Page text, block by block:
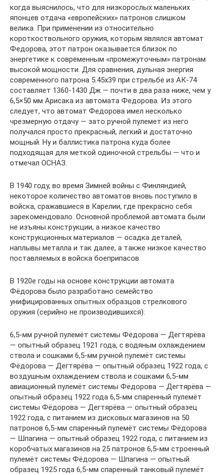
когда выяснилось, что для низкорослых маленьких
японцев отдача «европейских» патронов слишком
велика. При применении из относительно
короткоствольного оружия, которым являлся автомат
Федорова, этот патрон оказывается близок по
энергетике к современным «промежуточным» патронам
высокой мощности. Для сравнения, дульная энергия
современного патрона 5.45х39 при стрельбе из АК-74
составляет 1360-1430 Дж — почти в два раза ниже, чем у
6,5×50 мм Арисака из автомата Федорова. Из этого
следует, что автомат Федорова имел несколько
чрезмерную отдачу — зато ручной пулемет из него
получался просто прекрасный, легкий и достаточно
мощный. Ну и баллистика патрона куда более
подходящая для меткой одиночной стрельбы — что и
отмечал ОСНАЗ.
В 1940 году, во время Зимней войны с Финляндией,
некоторое количество автоматов вновь поступило в
войска, сражавшиеся в Карелии, где прекрасно себя
зарекомендовало. Основной проблемой автомата были
не изъяны конструкции, а низкое качество
конструкционных материалов — осадка деталей,
наплывы металла и так далее, а также низкое качество
поставляемых в войска боеприпасов.
В 1920е годы на основе конструкции автомата
Фёдорова было разработано семейство
унифицированных опытных образцов стрелкового
оружия (серийно не производившихся):
6,5-мм ручной пулемёт системы Фёдорова — Дегтярёва
— опытный образец 1921 года, с водяным охлаждением
ствола и сошками 6,5-мм ручной пулемёт системы
Фёдорова — Дегтярёва — опытный образец 1922 года, с
воздушным охлаждением ствола и сошками 6,5-мм
авиационный пулемёт системы Фёдорова — Дегтярёва —
опытный образец 1922 года 6,5-мм спаренный пулемёт
системы Фёдорова — Дегтярёва — опытный образец
1922 года, с питанием из дисковых магазинов на 50
патронов 6,5-мм спаренный пулемёт системы Фёдорова
— Шпагина — опытный образец 1922 года, с питанием из
коробчатых магазинов на 25 патронов 6,5-мм строенный
пулемёт системы Фёдорова — Шпагина — опытный
образец 1925 года 6,5-мм спаренный танковый пулемёт